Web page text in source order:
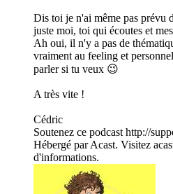
Dis toi je n'ai même pas prévu
juste moi, toi qui écoutes et
Ah oui, il n'y a pas de
vraiment au feeling et
parler si tu veux 😉
A très vite !
Cédric
Soutenez ce podcast http://
Hébergé par Acast. Visitez
d'informations.